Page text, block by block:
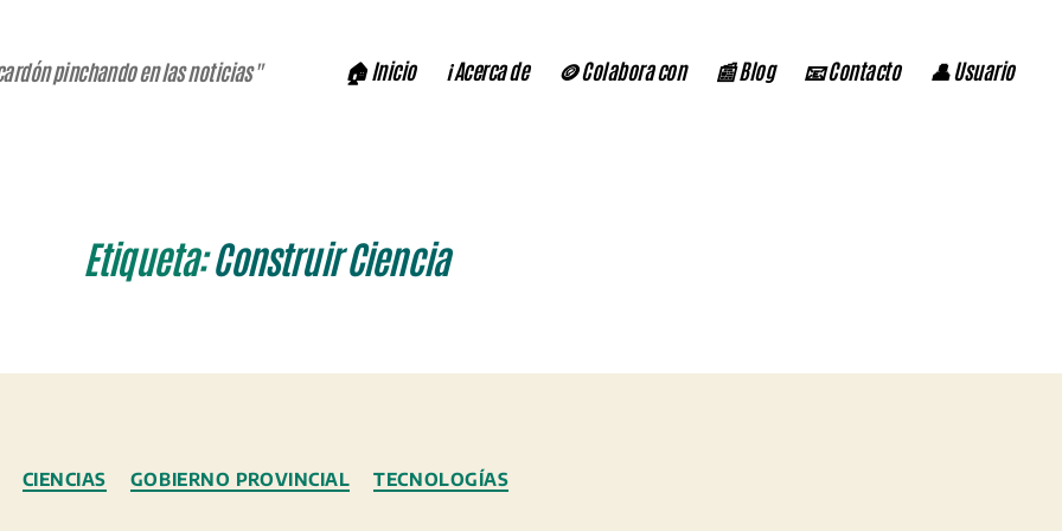
pinchando en las noticias" 🏠 Inicio ℹ️ Acerca de 🪙 Colabora con 📰 Blog 📧 Contacto 👤 Usuario
Etiqueta:Construir Ciencia
Categorías
CIENCIAS GOBIERNO PROVINCIAL TECNOLOGÍAS